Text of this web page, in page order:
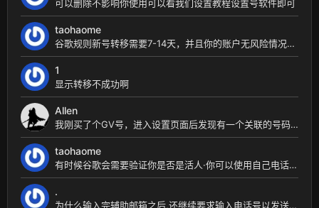
可以删除不影响你使用可以看我们设置教程设置号软件即可
taohaome
谷歌规则新号转移需要7-14天，并且你的账户无风险情况下，美国ip 转移是指将号码转移到自己账...
1
显示转移不成功啊
Allen
我刚买了个GV号，进入设置页面后发现有一个关联的号码，这是什么情况？我要将关联的号码删除吗？
taohaome
有时候谷歌会需要验证你是否是活人·你可以使用自己电话号码收验证码进行验证·不会绑定·也不会影响...
.
为什么输入完辅助邮箱之后,还继续要求输入电话号以发送验证码?